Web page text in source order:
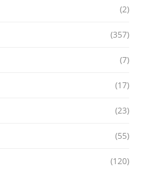
(2)
(357)
(7)
(17)
(23)
(55)
(120)